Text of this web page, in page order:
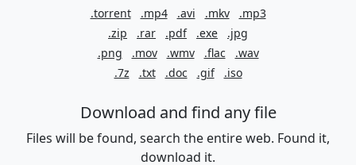
.torrent .mp4 .avi .mkv
.mp3
.zip
.rar .pdf .exe
.jpg
.png
.mov .wmv .flac
.wav
.7z
.txt .doc .gif .iso
Download and find any file
Files will be found, search the entire web. Found it,
download it.